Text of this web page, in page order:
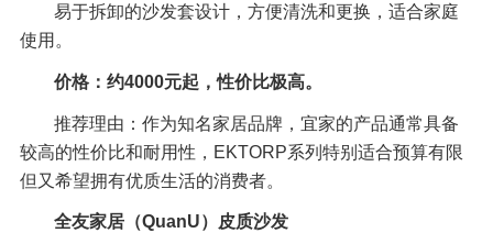
易于拆卸的沙发套设计，方便清洗和更换，适合家庭
使用。
价格：约4000元起，性价比极高。
推荐理由：作为知名家居品牌，宜家的产品通常具备
较高的性价比和耐用性，EKTORP系列特别适合预算有限
但又希望拥有优质生活的消费者。
全友家居（QuanU）皮质沙发